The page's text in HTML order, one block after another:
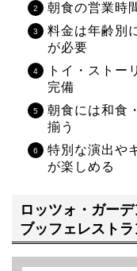
朝食の営業時
料金は年齢別
が必要
トイ・ストー
完備
朝食には和食
揃う
特別な演出や
が楽しめる
ロッツォ・ガー
ブッフェレストラ